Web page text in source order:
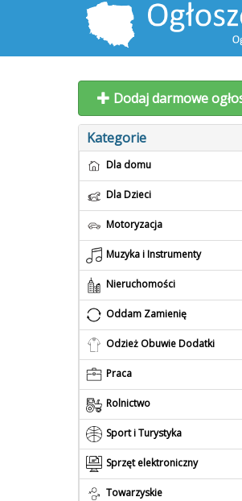
Dodaj darmowe
Kategorie
Dla domu
Dla Dzieci
Motoryzacja
Muzyka i Instrumenty
Nieruchomości
Oddam Zamienię
Odzież Obuwie Dodatki
Praca
Rolnictwo
Sport i Turystyka
Sprzęt elektroniczny
Towarzyskie